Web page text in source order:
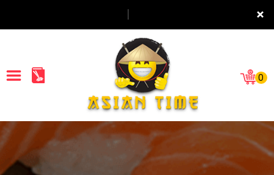
×
ACCUEIL
LA CARTE
0